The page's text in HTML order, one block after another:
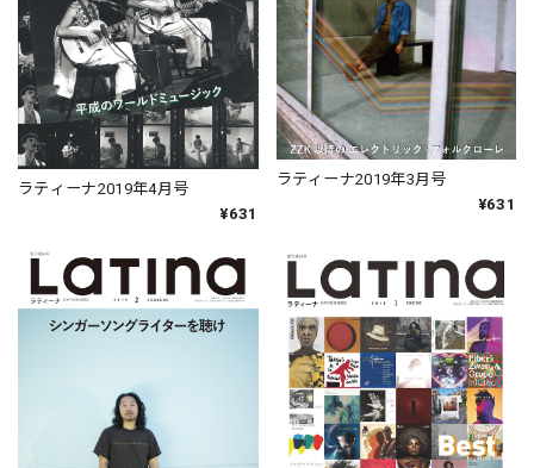
ラティーナ2019年4月号
¥631
ラティーナ2019年3月号
¥631